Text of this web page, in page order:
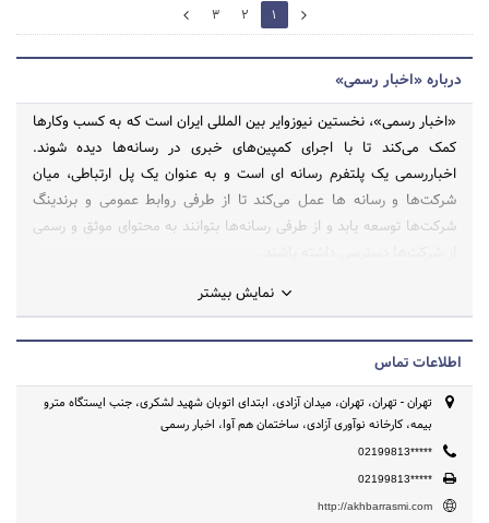
0
1
2
3
2
درباره «اخبار رسمی»
«اخبار رسمی»، نخستین نیوزوایر بین المللی ایران است که به کسب وکارها
کمک می‌‎کند تا با اجرای کمپین‌های خبری در رسانه‌ها دیده شوند.
اخباررسمی یک پلتفرم رسانه ای است و به عنوان یک پل ارتباطی، میان
شرکت‌ها و رسانه ها عمل می‌کند تا از طرفی روابط عمومی و برندینگ
شرکت‌ها توسعه یابد و از طرفی رسانه‌ها بتوانند به محتوای موثق و رسمی
نمایش بیشتر
اطلاعات تماس
تهران - تهران، تهران، میدان آزادی، ابتدای اتوبان شهید لشکری، جنب ایستگاه مترو
بیمه، کارخانه نوآوری آزادی، ساختمان هم آوا، اخبار رسمی
02199813*****
02199813*****
http://akhbarrasmi.com